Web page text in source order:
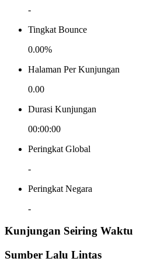
-
Tingkat Bounce
0.00%
Halaman Per Kunjungan
0.00
Durasi Kunjungan
00:00:00
Peringkat Global
-
Peringkat Negara
-
Kunjungan Seiring Waktu
Sumber Lalu Lintas